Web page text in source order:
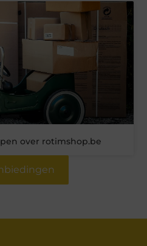
over rotimshop.be